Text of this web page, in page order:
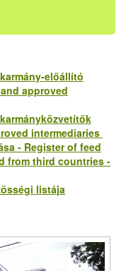
előállító
approved
intermediaries
- Register of feed
from third countries -
listája